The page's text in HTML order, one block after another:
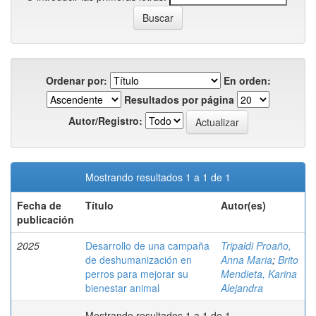
Ordenar por:
En orden:
Resultados por página
Autor/Registro:
Mostrando resultados 1 a 1 de 1
Fecha de
publicación
Título Autor(es)
2025
Desarrollo de una campaña
de deshumanización en
perros para mejorar su
bienestar animal
Tripaldi Proaño,
Anna Maria; Brito
Mendieta, Karina
Alejandra